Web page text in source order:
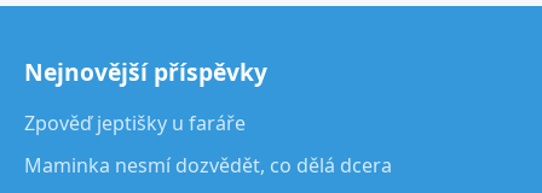
Nejnovější příspěvky
Zpověď jeptišky u faráře
Maminka nesmí dozvědět, co dělá dcera